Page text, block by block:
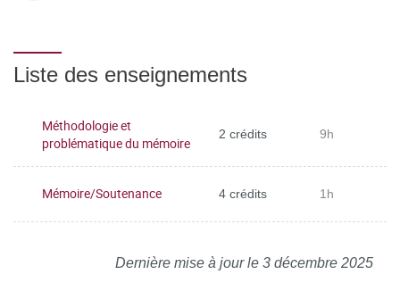
Liste des enseignements
Méthodologie et
problématique du mémoire
2 crédits 9h
Mémoire/Soutenance 4 crédits 1h
Dernière mise à jour le 3 décembre 2025